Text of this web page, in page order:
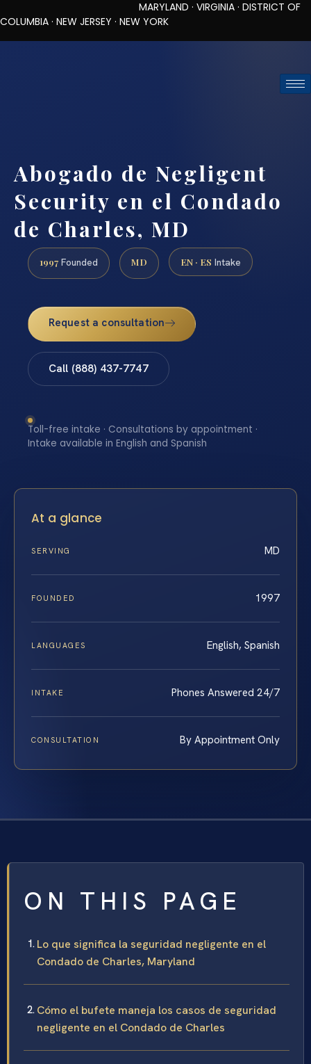
MARYLAND · VIRGINIA · DISTRICT OF
COLUMBIA · NEW JERSEY · NEW YORK
Abogado de Negligent
Security en el Condado
de Charles, MD
1997 Founded MD EN · ES Intake
Request a consultation
Call (888) 437-7747
Toll-free intake · Consultations by appointment ·
Intake available in English and Spanish
At a glance
SERVING MD
FOUNDED 1997
LANGUAGES English, Spanish
INTAKE Phones Answered 24/7
CONSULTATION By Appointment Only
ON THIS PAGE
Lo que significa la seguridad negligente en el
Condado de Charles, Maryland
Cómo el bufete maneja los casos de seguridad
negligente en el Condado de Charles